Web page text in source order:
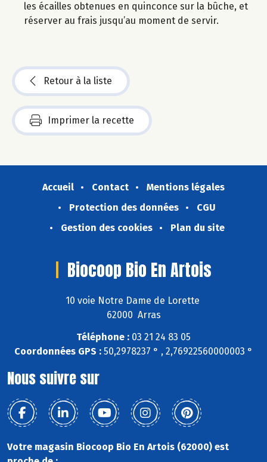
les écailles obtenues en quinconce sur la bûche, et
réserver au frais jusqu’au moment de servir.
Retour à la liste
Imprimer la recette
Accueil Contact
Mentions légales
Protection des données
CGU
Gestion des cookies
Plan du site
Biocoop Bio En Artois
10 voie Notre Dame de Lorette
62000 Arras
Téléphone : 03 21 24 83 05
Coordonnées GPS : 50,2978237 ° , 2,76922560000003 °
Nous suivre sur
Votre magasin Biocoop Bio En Artois (62000) est